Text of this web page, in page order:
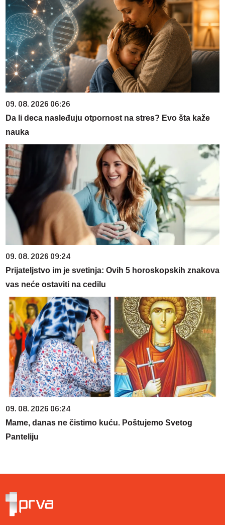
09. 08. 2026 06:26
Da li deca nasleđuju otpornost na stres? Evo šta kaže
nauka
09. 08. 2026 09:24
Prijateljstvo im je svetinja: Ovih 5 horoskopskih znakova
vas neće ostaviti na cedilu
09. 08. 2026 06:24
Mame, danas ne čistimo kuću. Poštujemo Svetog
Panteliju